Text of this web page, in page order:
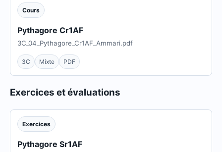
Cours
Pythagore Cr1AF
3C_04_Pythagore_Cr1AF_Ammari.pdf
3C Mixte PDF
Exercices et évaluations
Exercices
Pythagore Sr1AF